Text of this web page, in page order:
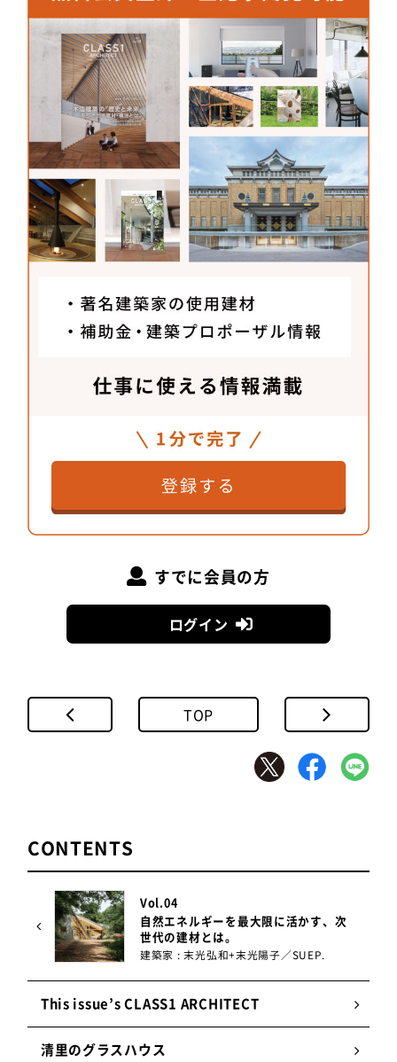
野水瓦産業株式会社
[生産部・工場] 〒656-0332
兵庫県南あわじ市湊新島1337
TEL：0799-36-2180
FAX：0799-36-2182
すでに会員の方
ログイン
TOP
CONTENTS
Vol.04
自然エネルギーを最大限に活かす、次
世代の建材とは。
建築家 : 末光弘和+末光陽子／SUEP.
This issue’s CLASS1 ARCHITECT
清里のグラスハウス